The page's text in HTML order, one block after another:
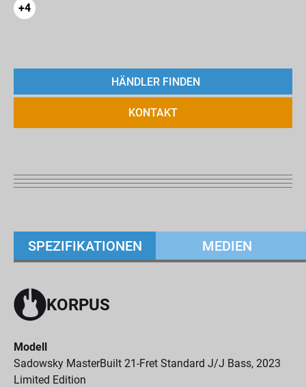
+4
HÄNDLER FINDEN
KONTAKT
SPEZIFIKATIONEN MEDIEN
KORPUS
Modell
Sadowsky MasterBuilt 21-Fret Standard J/J Bass, 2023
Limited Edition